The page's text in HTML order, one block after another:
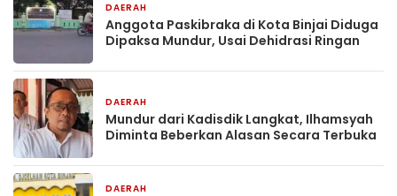
DAERAH
Anggota Paskibraka di Kota Binjai Diduga
Dipaksa Mundur, Usai Dehidrasi Ringan
DAERAH
Mundur dari Kadisdik Langkat, Ilhamsyah
Diminta Beberkan Alasan Secara Terbuka
DAERAH